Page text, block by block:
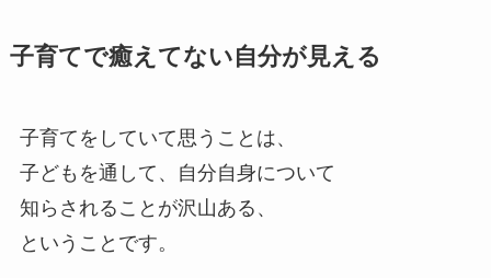
子育てで癒えてない自分が見える
子育てをしていて思うことは、
子どもを通して、自分自身について
知らされることが沢山ある、
ということです。